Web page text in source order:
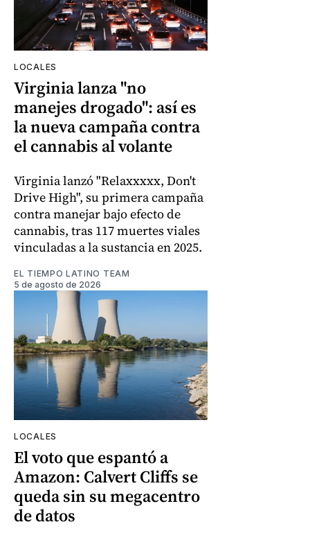
LOCALES
Virginia lanza "no
manejes drogado": así es
la nueva campaña contra
el cannabis al volante
Virginia lanzó "Relaxxxxx, Don't
Drive High", su primera campaña
contra manejar bajo efecto de
cannabis, tras 117 muertes viales
vinculadas a la sustancia en 2025.
EL TIEMPO LATINO TEAM
5 de agosto de 2026
LOCALES
El voto que espantó a
Amazon: Calvert Cliffs se
queda sin su megacentro
de datos